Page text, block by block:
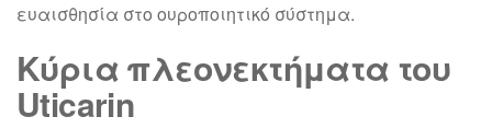
ευαισθησία στο ουροποιητικό σύστημα.
Κύρια πλεονεκτήματα του
Uticarin